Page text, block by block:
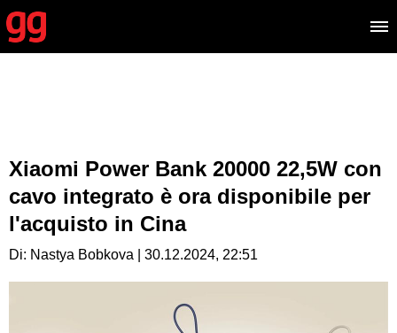
Xiaomi Power Bank 20000 22,5W con
cavo integrato è ora disponibile per
l'acquisto in Cina
Di: Nastya Bobkova | 30.12.2024, 22:51